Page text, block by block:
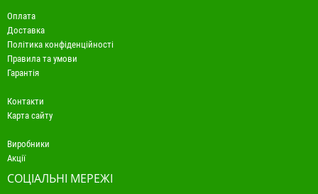
Оплата
Доставка
Політика конфіденційності
Правила та умови
Гарантія
Контакти
Карта сайту
Виробники
Акції
СОЦІАЛЬНІ МЕРЕЖІ